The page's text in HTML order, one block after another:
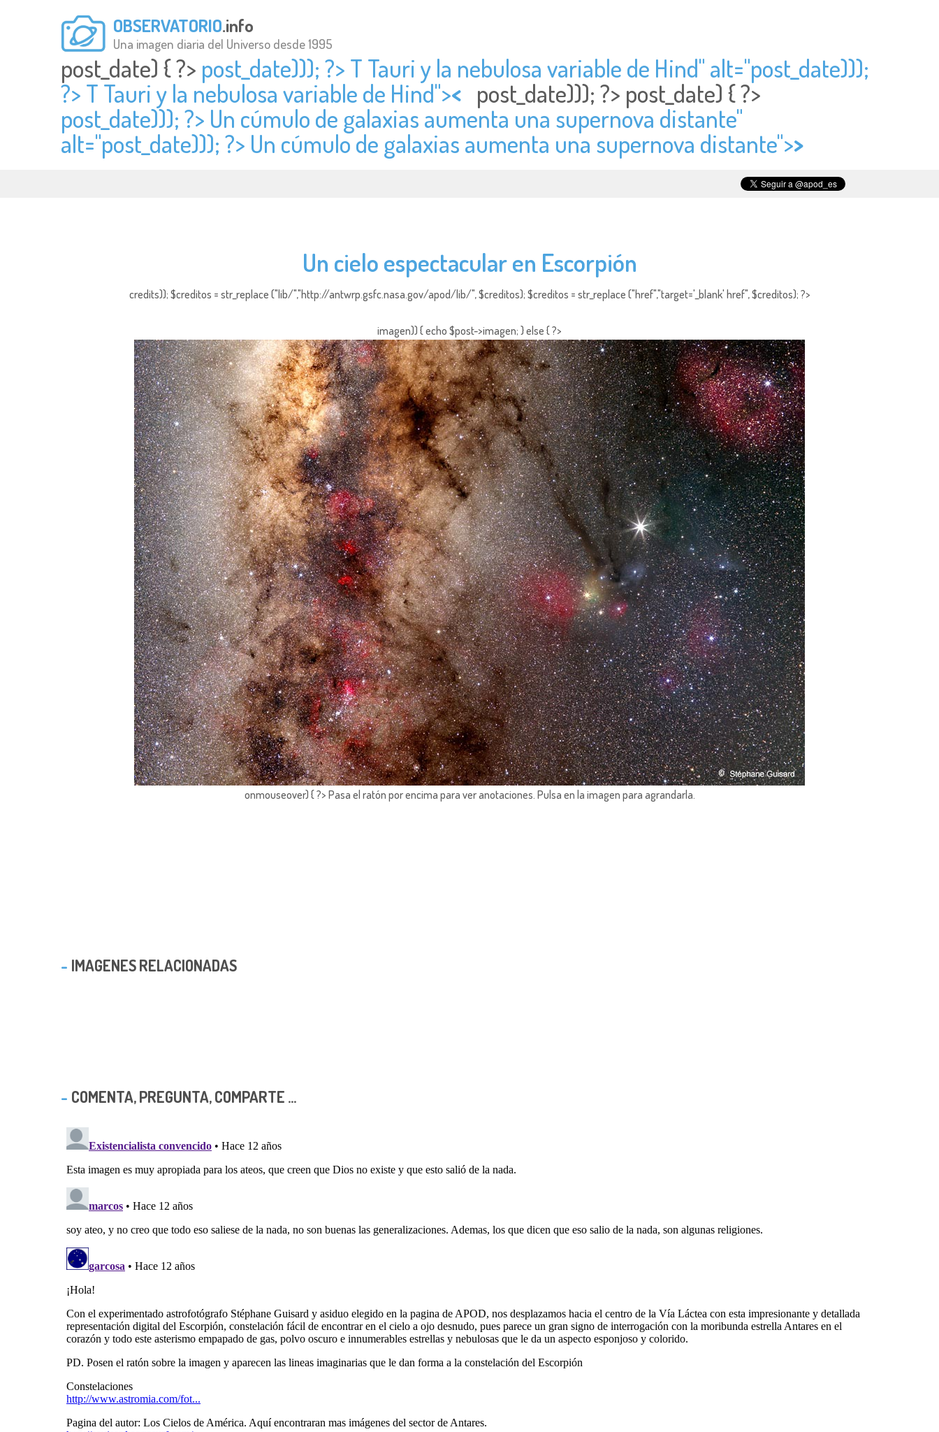
OBSERVATORIO.info
Una imagen diaria del Universo desde 1995
post_date) { ?> post_date))); ?> T Tauri y la nebulosa variable de Hind" alt="post_date)));
?> T Tauri y la nebulosa variable de Hind">< post_date))); ?> post_date) { ?>
post_date))); ?> Un cúmulo de galaxias aumenta una supernova distante"
alt="post_date))); ?> Un cúmulo de galaxias aumenta una supernova distante">>
Un cielo espectacular en Escorpión
credits)); $creditos = str_replace ("lib/","http://antwrp.gsfc.nasa.gov/apod/lib/", $creditos); $creditos = str_replace ("href","target='_blank' href", $creditos); ?>
imagen)) { echo $post->imagen; } else { ?>
onmouseover) { ?> Pasa el ratón por encima para ver anotaciones. Pulsa en la imagen para agrandarla.
IMAGENES RELACIONADAS
COMENTA, PREGUNTA, COMPARTE ...